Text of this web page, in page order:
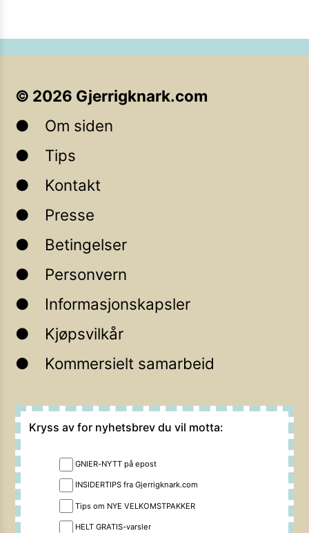
© 2026 Gjerrigknark.com
Om siden
Tips
Kontakt
Presse
Betingelser
Personvern
Informasjonskapsler
Kjøpsvilkår
Kommersielt samarbeid
Kryss av for nyhetsbrev du vil motta:
GNIER-NYTT på epost
INSIDERTIPS fra Gjerrigknark.com
Tips om NYE VELKOMSTPAKKER
HELT GRATIS-varsler